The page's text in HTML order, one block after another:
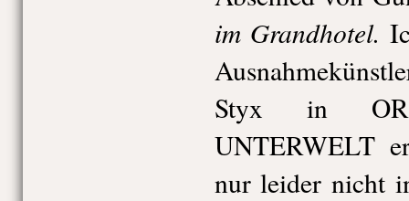
im Grandhotel.
Styx in
UNTERWELT
nur leider nicht